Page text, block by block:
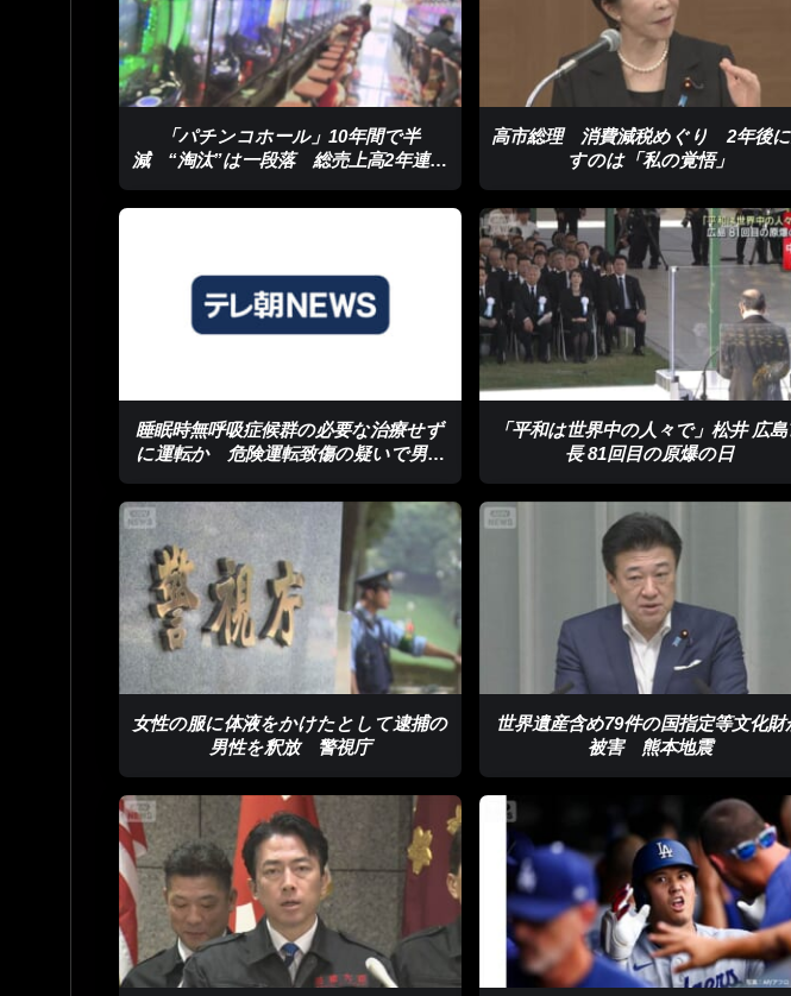
「パチンコホール」10年間で半
減 “淘汰”は一段落 総売上高2年連続
高市総理 消費減税めぐり 2年後
すのは「私の覚悟」
睡眠時無呼吸症候群の必要な治療せず
に運転か 危険運転致傷の疑いで男性
「平和は世界中の人々で」松井 広
長 81回目の原爆の日
女性の服に体液をかけたとして逮捕の
男性を釈放 警視庁
世界遺産含め79件の国指定等文化財
被害 熊本地震